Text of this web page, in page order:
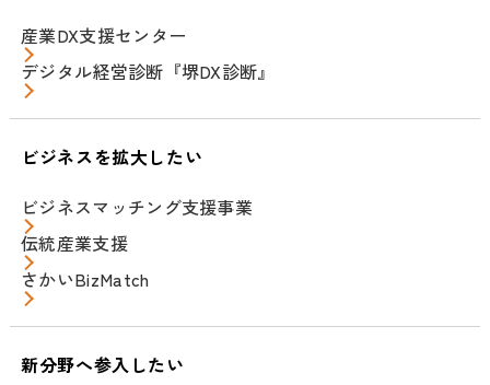
産業DX支援センター
デジタル経営診断『堺DX診断』
ビジネスを拡大したい
ビジネスマッチング支援事業
伝統産業支援
さかいBizMatch
新分野へ参入したい